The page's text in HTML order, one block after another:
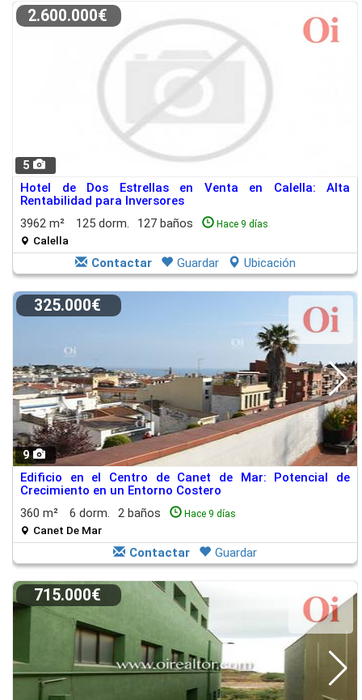
5
2.600.000€
Hotel de Dos Estrellas en Venta en Calella: Alta
Rentabilidad para Inversores
3962 m²
125 dorm. 127 baños Hace 9 días
Calella
Contactar Guardar Ubicación
9
325.000€
Edificio en el Centro de Canet de Mar: Potencial de
Crecimiento en un Entorno Costero
360 m²
6 dorm. 2 baños Hace 9 días
Canet De Mar
Contactar Guardar
715.000€